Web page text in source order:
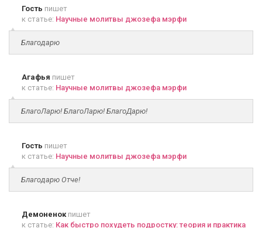
Гость пишет
к статье: Научные молитвы джозефа мэрфи
Благодарю
Агафья пишет
к статье: Научные молитвы джозефа мэрфи
БлагоЛарю! БлагоЛарю! БлагоДарю!
Гость пишет
к статье: Научные молитвы джозефа мэрфи
Благодарю Отче!
Демоненокпишет
к статье: Как быстро похудеть подростку: теория и практика